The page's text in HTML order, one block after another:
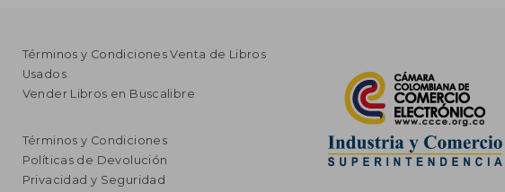
Términos y Condiciones Venta de Libros
Usados
Vender Libros en Buscalibre
Términos y Condiciones
Políticas de Devolución
Privacidad y Seguridad